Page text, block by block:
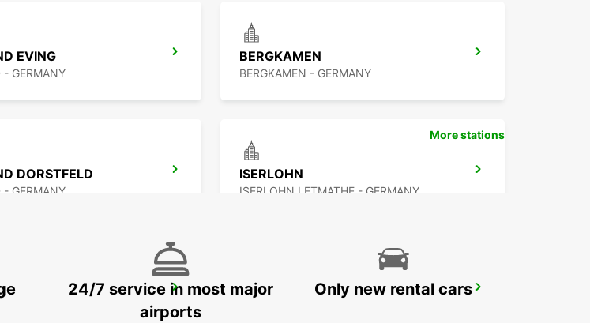
EVING
- GERMANY
BERGKAMEN
BERGKAMEN - GERMANY
DORSTFELD
- GERMANY
ISERLOHN
ISERLOHN LETMATHE - GERMANY
HERNE
More stations
24/7 service in most major
airports
Only new rental cars